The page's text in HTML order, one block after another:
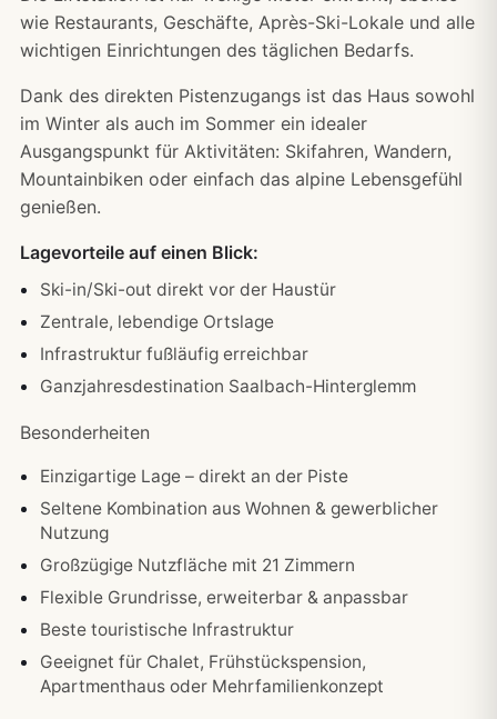
wie Restaurants, Geschäfte, Après-Ski-Lokale und alle
wichtigen Einrichtungen des täglichen Bedarfs.
Dank des direkten Pistenzugangs ist das Haus sowohl
im Winter als auch im Sommer ein idealer
Ausgangspunkt für Aktivitäten: Skifahren, Wandern,
Mountainbiken oder einfach das alpine Lebensgefühl
genießen.
Lagevorteile auf einen Blick:
Ski-in/Ski-out direkt vor der Haustür
Zentrale, lebendige Ortslage
Infrastruktur fußläufig erreichbar
Ganzjahresdestination Saalbach-Hinterglemm
Besonderheiten
Einzigartige Lage – direkt an der Piste
Seltene Kombination aus Wohnen & gewerblicher
Nutzung
Großzügige Nutzfläche mit 21 Zimmern
Flexible Grundrisse, erweiterbar & anpassbar
Beste touristische Infrastruktur
Geeignet für Chalet, Frühstückspension,
Apartmenthaus oder Mehrfamilienkonzept